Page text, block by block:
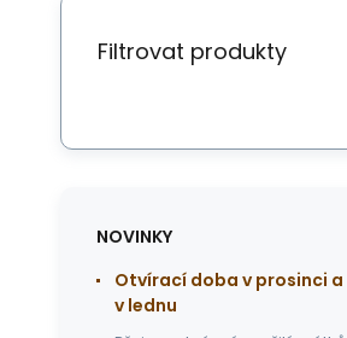
Filtrovat produkty
NOVINKY
Otvírací doba v prosinci a
v lednu